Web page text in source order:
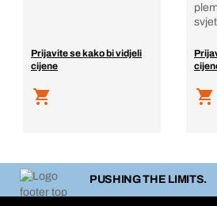
Prijavite se kako bi vidjeli
cijene
PUSHING THE LIMITS.